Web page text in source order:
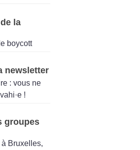
la
boycott
newsletter
: vous ne
!
groupes
Bruxelles,